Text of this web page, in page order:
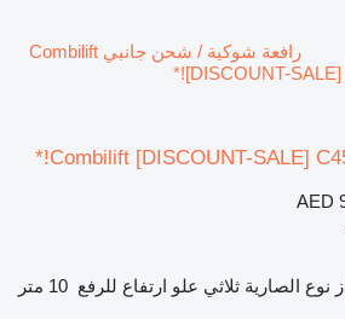
رافعة شوكية / شحن جانبي Combilift
[DISCOUNT-SALE]
Combilift [DISCOUNT-SALE]
AED
نوع الصارية ثلاثي علو ارتفاع للرفع 10 متر